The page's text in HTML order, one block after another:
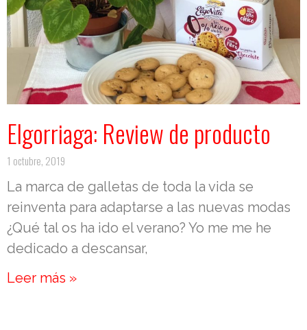
Elgorriaga: Review de producto
1 octubre, 2019
La marca de galletas de toda la vida se
reinventa para adaptarse a las nuevas modas
¿Qué tal os ha ido el verano? Yo me me he
dedicado a descansar,
Leer más »